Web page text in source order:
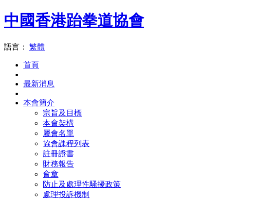
中國香港跆拳道協會
語言： 繁體
首頁
最新消息
本會簡介
宗旨及目標
本會架構
屬會名單
協會課程列表
註冊證書
財務報告
會章
防止及處理性騷擾政策
處理投訴機制